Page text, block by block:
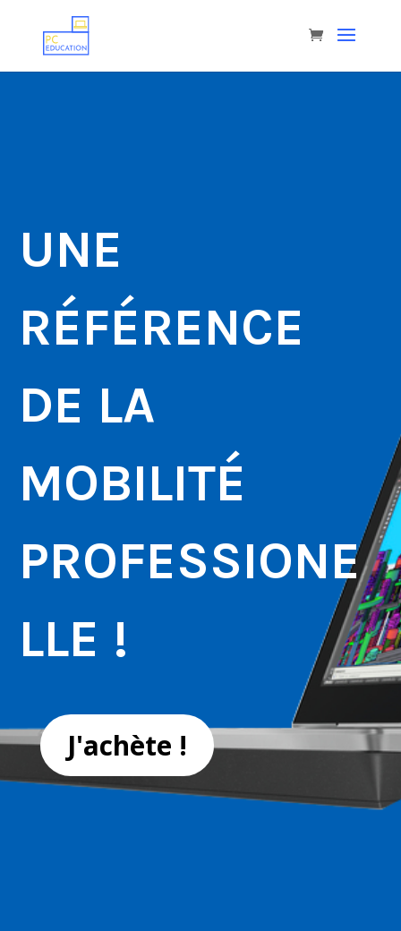
UNE
RÉFÉRENCE
DE LA
MOBILITÉ
PROFESSIONE
LLE !
J'achète !